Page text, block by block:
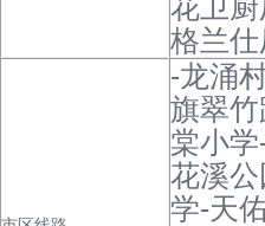
花卫
格兰
-龙涌
旗翠
棠小
花溪
学-天